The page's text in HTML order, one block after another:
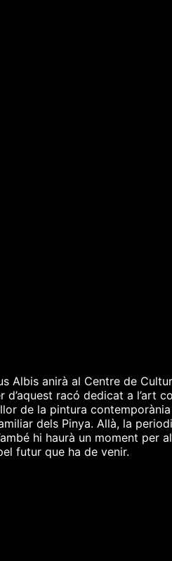
Albis anirà al Centre de
d’aquest racó dedicat a l’art
de la pintura
dels Pinya. Allà, la
hi haurà un moment per
futur que ha de venir.